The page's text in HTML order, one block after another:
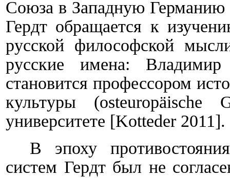
Союза в Западную Германию
Гердт обращается к
русской философской
русские имена:
становится профессором
культуры (osteuropäische
университете [Kotteder 2011].
В эпоху
систем Гердт был не